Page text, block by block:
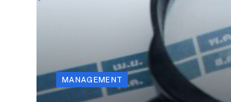
MANAGEMENT